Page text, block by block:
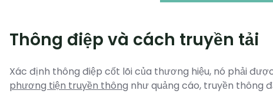
Thông điệp và cách truyền tải
Xác định thông điệp cốt lõi của thương hiệu, nó phải
phương tiện truyền thông như quảng cáo, truyền thông